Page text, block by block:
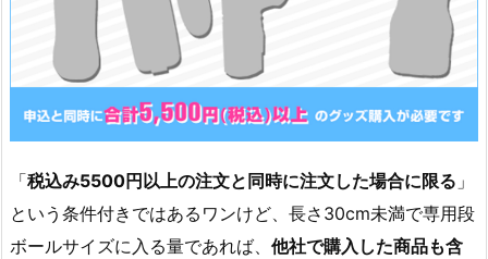
「税込み5500円以上の注文と同時に注文した場合に限る 」
という条件付きではあるワンけど、長さ30cm未満で専用段
ボールサイズに入る量であれば、 他社で購入した商品も含